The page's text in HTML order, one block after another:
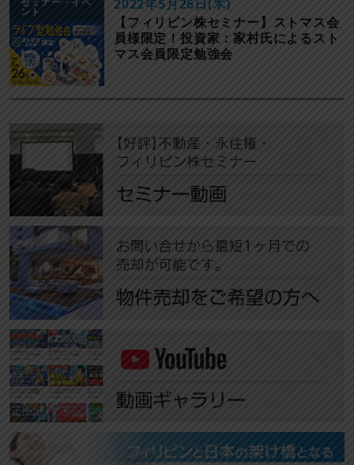
ント
【フィリピン株セミナー】ストマス会
員様限定！投資家：家村氏によるスト
マス会員限定勉強会
2022年5月26日(木)